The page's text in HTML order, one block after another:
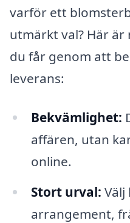
varför ett
utmärkt val? Här
du får genom att
leverans:
Bekvämlighet:
affären, utan
online.
Stort urval: Välj
arrangement,